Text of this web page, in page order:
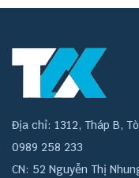
Địa chỉ: 1312, Tháp B,
0989 258 233
CN: 52 Nguyễn Thị